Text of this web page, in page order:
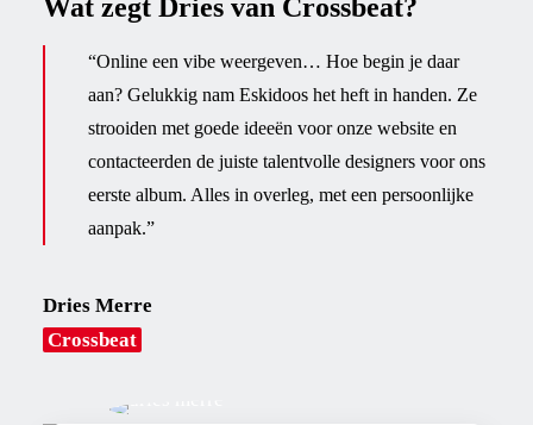
Wat zegt Dries van Crossbeat?
“Online een vibe weergeven… Hoe begin je daar
aan? Gelukkig nam Eskidoos het heft in handen. Ze
strooiden met goede ideeën voor onze website en
contacteerden de juiste talentvolle designers voor ons
eerste album. Alles in overleg, met een persoonlijke
aanpak.”
Dries Merre
Crossbeat